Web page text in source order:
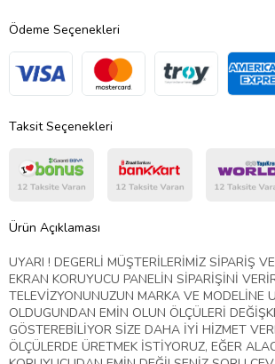
Ödeme Seçenekleri
Taksit Seçenekleri
Ürün Açıklaması
UYARI ! DEGERLİ MÜŞTERİLERİMİZ SİPARİŞ
EKRAN KORUYUCU PANELİN SİPARİŞİNİ
TELEVİZYONUNUZUN MARKA VE MODELİNE
OLDUGUNDAN EMİN OLUN ÖLÇÜLERİ
GÖSTEREBİLİYOR SİZE DAHA İYİ HİZMET
ÖLÇÜLERDE ÜRETMEK İSTİYORUZ, EĞER